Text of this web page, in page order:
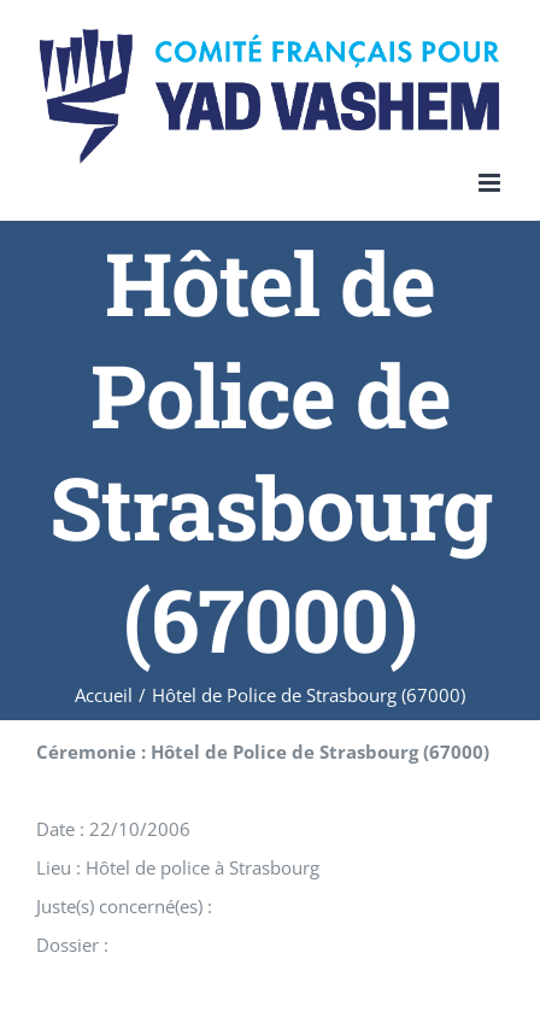
content
Hôtel de
Police de
Strasbourg
(67000)
Accueil / Hôtel de Police de Strasbourg (67000)
Céremonie : Hôtel de Police de Strasbourg (67000)
Date : 22/10/2006
Lieu : Hôtel de police à Strasbourg
Juste(s) concerné(es) :
Dossier :